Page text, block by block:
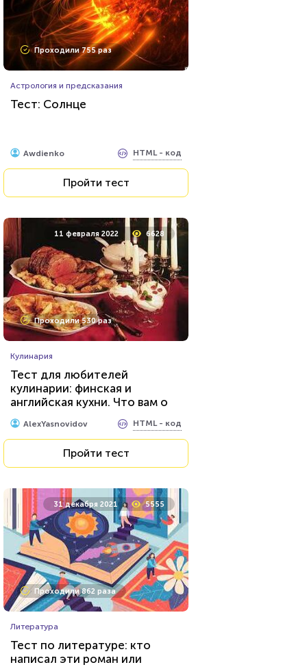
Проходили 755 раз
Астрология и предсказания
Тест: Солнце
Awdienko HTML - код
Пройти тест
11 февраля 2022 6628
Проходили 530 раз
Кулинария
Тест для любителей
кулинарии: финская и
английская кухни. Что вам о
них известно?
AlexYasnovidov HTML - код
Пройти тест
31 декабря 2021 5555
Проходили 862 раза
Литература
Тест по литературе: кто
написал эти роман или